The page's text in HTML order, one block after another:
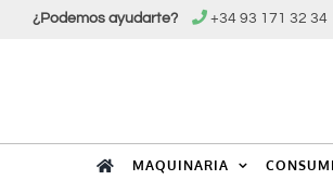
Saltar¿Podemos ayudarte? +34 93 171 32 34
MAQUINARIA